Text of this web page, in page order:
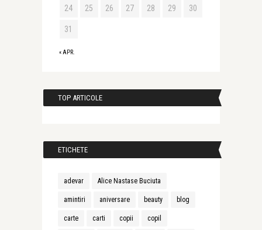
« APR.
24 25 26 27 28 29 30
31
TOP ARTICOLE
ETICHETE
adevar Alice Nastase Buciuta
amintiri aniversare beauty blog
carte carti copii copil